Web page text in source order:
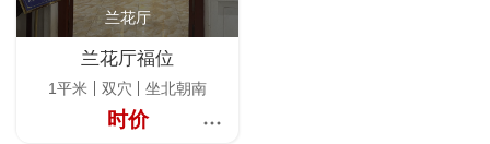
兰花厅
兰花厅福位
1平米 双穴 坐北朝南
时价